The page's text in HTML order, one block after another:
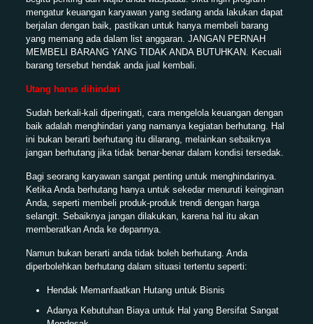
mengatur keuangan karyawan yang sedang anda lakukan dapat
berjalan dengan baik, pastikan untuk hanya membeli barang
yang memang ada dalam list anggaran. JANGAN PERNAH
MEMBELI BARANG YANG TIDAK ANDA BUTUHKAN. Kecuali
barang tersebut hendak anda jual kembali.
Utang harus dihindari
Sudah berkali-kali diperingati, cara mengelola keuangan dengan
baik adalah menghindari yang namanya kegiatan berhutang. Hal
ini bukan berarti berhutang itu dilarang, melainkan sebaiknya
jangan berhutang jika tidak benar-benar dalam kondisi tersedak.
Bagi seorang karyawan sangat penting untuk menghindarinya.
Ketika Anda berhutang hanya untuk sekedar menuruti keinginan
Anda, seperti membeli produk-produk trendi dengan harga
selangit. Sebaiknya jangan dilakukan, karena hal itu akan
memberatkan Anda ke depannya.
Namun bukan berarti anda tidak boleh berhutang. Anda
diperbolehkan berhutang dalam situasi tertentu seperti:
Hendak Memanfaatkan Hutang untuk Bisnis
Adanya Kebutuhan Biaya untuk Hal yang Bersifat Sangat